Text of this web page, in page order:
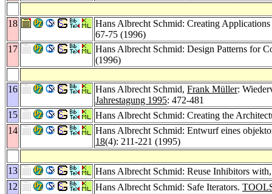
18
Hans Albrecht Schmid: Creating
67-75 (1996)
17
Hans Albrecht Schmid: Design Patterns for
(1996)
16 Hans Albrecht Schmid, Frank Müller:
Jahrestagung 1995: 472-481
15
Hans Albrecht Schmid: Creating the
14
Hans Albrecht Schmid: Entwurf eines
18(4): 211-221 (1995)
13
Hans Albrecht Schmid: Reuse Inhibitors
12
Hans Albrecht Schmid: Safe Iterators.